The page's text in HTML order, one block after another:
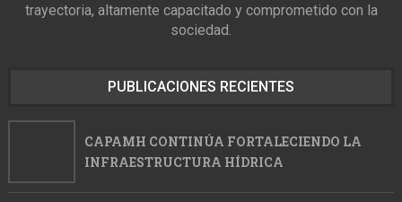
trayectoria, altamente capacitado y comprometido con la
sociedad.
PUBLICACIONES RECIENTES
CAPAMH CONTINÚA FORTALECIENDO LA
INFRAESTRUCTURA HÍDRICA